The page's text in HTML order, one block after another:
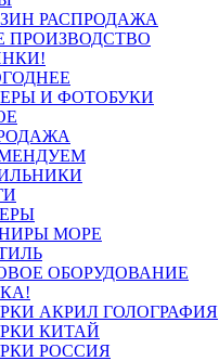
РАСПРОДАЖА
ПРОИЗВОДСТВО
И ФОТОБУКИ
МОРЕ
ОБОРУДОВАНИЕ
АКРИЛ ГОЛОГРАФИЯ
КИТАЙ
РОССИЯ